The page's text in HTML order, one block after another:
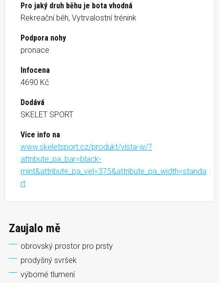
Pro jaký druh běhu je bota vhodná
Rekreační běh, Vytrvalostní trénink
Podpora nohy
pronace
Infocena
4690 Kč
Dodává
SKELET SPORT
Více info na
www.skeletsport.cz/produkt/vista-w/?
attribute_pa_bar=black-
mint&attribute_pa_vel=375&attribute_pa_width=standa
rt
Zaujalo mě
obrovský prostor pro prsty
prodyšný svršek
výborné tlumení